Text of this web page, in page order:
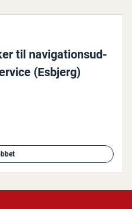
til navi­ga­tions­ud­
(Esbjerg)